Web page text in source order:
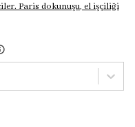
Paris dokunuşu, el işçiliği